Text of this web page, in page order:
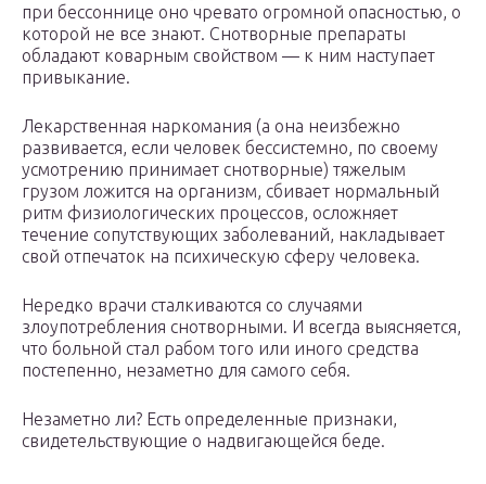
при бессоннице оно чревато огромной опасностью, о
которой не все знают. Снотворные препараты
обладают коварным свойством — к ним наступает
привыкание.
Лекарственная наркомания (а она неизбежно
развивается, если человек бессистемно, по своему
усмотрению принимает снотворные) тяжелым
грузом ложится на организм, сбивает нормальный
ритм физиологических процессов, осложняет
течение сопутствующих заболеваний, накладывает
свой отпечаток на психическую сферу человека.
Нередко врачи сталкиваются со случаями
злоупотребления снотворными. И всегда выясняется,
что больной стал рабом того или иного средства
постепенно, незаметно для самого себя.
Незаметно ли? Есть определенные признаки,
свидетельствующие о надвигающейся беде.